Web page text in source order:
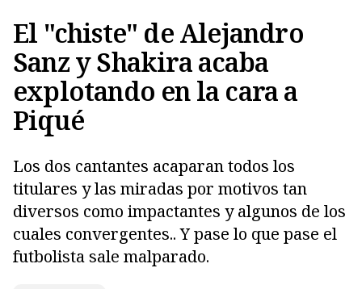
El "chiste" de Alejandro
Sanz y Shakira acaba
explotando en la cara a
Piqué
Los dos cantantes acaparan todos los
titulares y las miradas por motivos tan
diversos como impactantes y algunos de los
cuales convergentes.. Y pase lo que pase el
futbolista sale malparado.